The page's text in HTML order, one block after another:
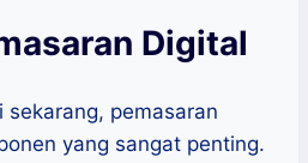
Digital
pemasaran
yang sangat penting.